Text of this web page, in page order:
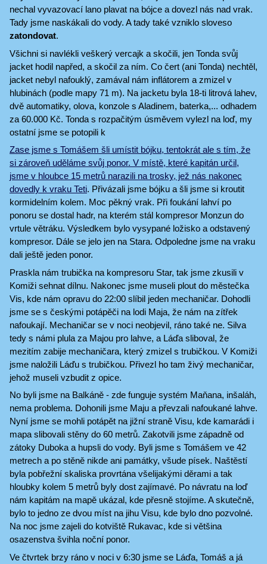
nechal vyvazovací lano plavat na bójce a dovezl nás nad vrak.
Tady jsme naskákali do vody. A tady také vzniklo sloveso
zatondovat.
Všichni si navlékli veškerý vercajk a skočili, jen Tonda svůj
jacket hodil napřed, a skočil za ním. Co čert (ani Tonda) nechtěl,
jacket nebyl nafouklý, zamával nám inflátorem a zmizel v
hlubinách (podle mapy 71 m). Na jacketu byla 18-ti litrová lahev,
dvě automatiky, olova, konzole s Aladinem, baterka,... odhadem
za 60.000 Kč. Tonda s rozpačitým úsměvem vylezl na loď, my
ostatní jsme se potopili k
Zase jsme s Tomášem šli umístit bójku, tentokrát ale s tím, že
si zároveň uděláme svůj ponor. V místě, které kapitán určil,
jsme v hloubce 15 metrů narazili na trosky, jež nás nakonec
dovedly k vraku Teti. Přivázali jsme bójku a šli jsme si kroutit
kormidelním kolem. Moc pěkný vrak. Při foukání lahví po
ponoru se dostal hadr, na kterém stál kompresor Monzun do
vrtule větráku. Výsledkem bylo vysypané ložisko a odstavený
kompresor. Dále se jelo jen na Stara. Odpoledne jsme na vraku
dali ještě jeden ponor.
Praskla nám trubička na kompresoru Star, tak jsme zkusili v
Komiži sehnat dílnu. Nakonec jsme museli plout do městečka
Vis, kde nám opravu do 22:00 slíbil jeden mechaničar. Dohodli
jsme se s českými potápěči na lodi Maja, že nám na zítřek
nafoukají. Mechaničar se v noci neobjevil, ráno také ne. Silva
tedy s námi plula za Majou pro lahve, a Láďa sliboval, že
mezitím zabije mechaničara, který zmizel s trubičkou. V Komiži
jsme naložili Láďu s trubičkou. Přivezl ho tam živý mechaničar,
jehož museli vzbudit z opice.
No byli jsme na Balkáně - zde funguje systém Maňana, inšaláh,
nema problema. Dohonili jsme Maju a převzali nafoukané lahve.
Nyní jsme se mohli potápět na jižní straně Visu, kde kamarádi i
mapa slibovali stěny do 60 metrů. Zakotvili jsme západně od
zátoky Duboka a hupsli do vody. Byli jsme s Tomášem ve 42
metrech a po stěně nikde ani památky, všude písek. Naštěstí
byla pobřežní skaliska provrtána všelijakými děrami a tak
hloubky kolem 5 metrů byly dost zajímavé. Po návratu na loď
nám kapitám na mapě ukázal, kde přesně stojíme. A skutečně,
bylo to jedno ze dvou míst na jihu Visu, kde bylo dno pozvolné.
Na noc jsme zajeli do kotviště Rukavac, kde si většina
osazenstva švihla noční ponor.
Ve čtvrtek brzy ráno v noci v 6:30 jsme se Láďa, Tomáš a já